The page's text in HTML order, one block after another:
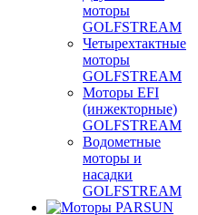
моторы
GOLFSTREAM
Четырехтактные
моторы
GOLFSTREAM
Моторы EFI
(инжекторные)
GOLFSTREAM
Водометные
моторы и
насадки
GOLFSTREAM